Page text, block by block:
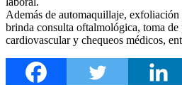
Además de automaquillaje,
brinda consulta oftalmológica, toma de
cardiovascular y chequeos médicos,